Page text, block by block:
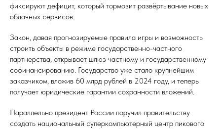
фиксируют дефицит, который тормозит развёртывание новых
облачных сервисов.
Закон, давая прогнозируемые правила игры и возможность
строить объекты в режиме государственно-частного
партнерства, открывает шлюз частному и государственному
софинансированию. Государство уже стало крупнейшим
заказчиком, вложив 60 млрд рублей в 2024 году, и теперь
получает юридические гарантии сохранности вложений.
Параллельно президент России поручил правительству
создать национальный суперкомпьютерный центр пикового